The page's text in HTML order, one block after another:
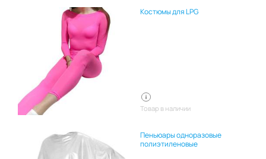
Костюмы для LPG
Товар в наличии
Пеньюары одноразовые
полиэтиленовые